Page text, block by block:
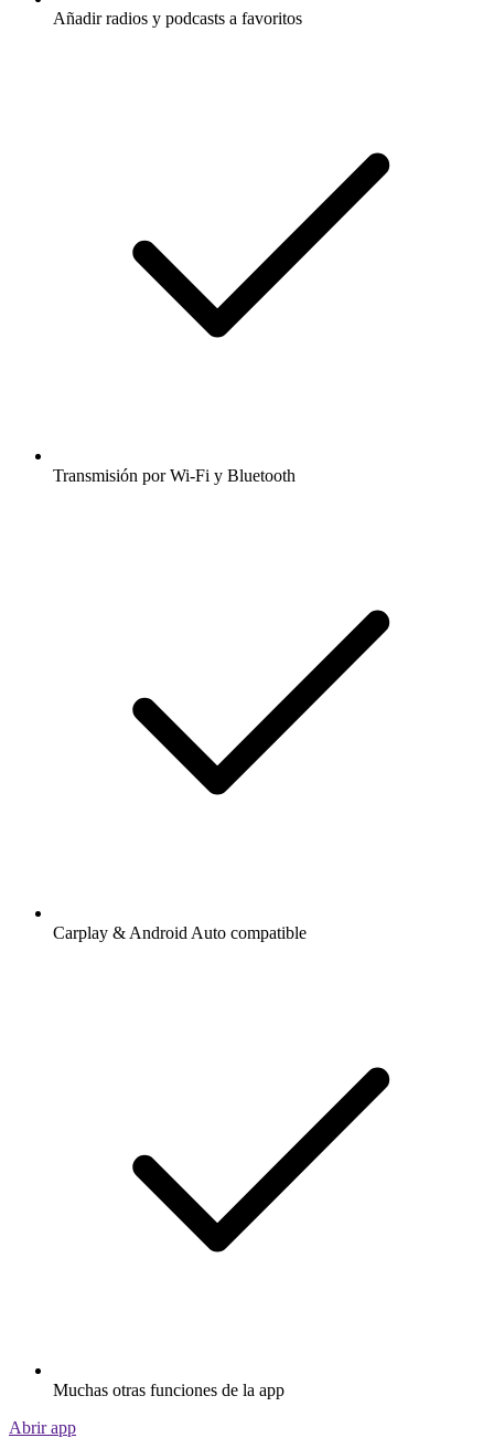
Añadir radios y podcasts a favoritos
Transmisión por Wi-Fi y Bluetooth
Carplay & Android Auto compatible
Muchas otras funciones de la app
Abrir app